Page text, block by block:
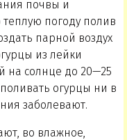
почвы и
погоду полив
парной воздух
из лейки
на солнце до 20—25
огурцы ни в
заболевают.
во влажное,